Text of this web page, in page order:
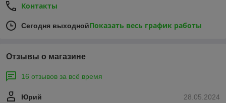
Контакты
Сегодня выходнойПоказать весь график работы
Отзывы о магазине
16 отзывов за всё время
28.05.2024
Юрий